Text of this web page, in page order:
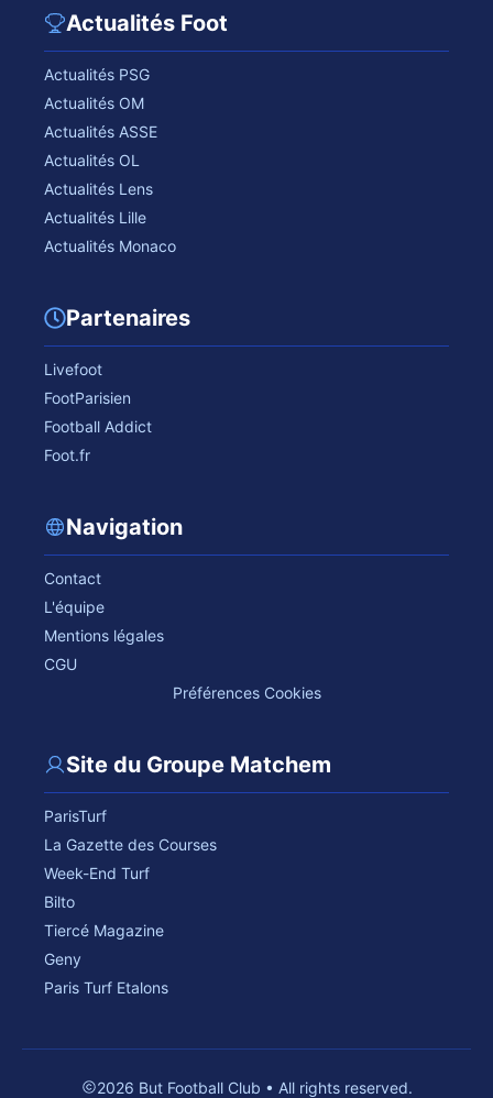
Actualités Foot
Actualités PSG
Actualités OM
Actualités ASSE
Actualités OL
Actualités Lens
Actualités Lille
Actualités Monaco
Partenaires
Livefoot
FootParisien
Football Addict
Foot.fr
Navigation
Contact
L'équipe
Mentions légales
CGU
Préférences Cookies
Site du Groupe Matchem
ParisTurf
La Gazette des Courses
Week-End Turf
Bilto
Tiercé Magazine
Geny
Paris Turf Etalons
2026 But Football Club • All rights reserved.